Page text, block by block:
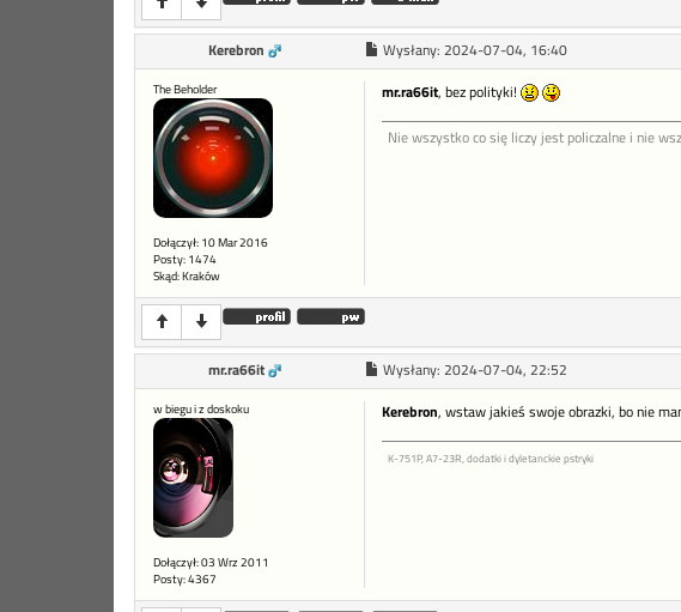
Kerebron Wysłany: 2024-07-04, 16:40
The Beholder
Dołączył: 10 Mar 2016
Posty: 1474
Skąd: Kraków
mr.ra66it, bez polityki!
Nie wszystko co się liczy jest policzalne i nie
mr.ra66it Wysłany: 2024-07-04, 22:52
w biegu i z doskoku
Dołączył: 03 Wrz 2011
Posty: 4367
Kerebron, wstaw jakieś swoje obrazki, bo nie
K-751P, A7-23R, dodatki i dyletanckie pstryki